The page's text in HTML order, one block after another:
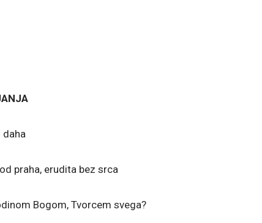
daha
praha, erudita bez srca
Bogom, Tvorcem svega?